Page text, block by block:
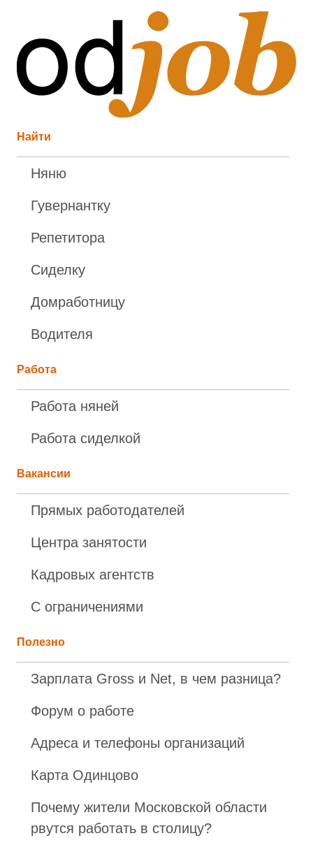
Найти
Няню
Гувернантку
Репетитора
Сиделку
Домработницу
Водителя
Работа
Работа няней
Работа сиделкой
Вакансии
Прямых работодателей
Центра занятости
Кадровых агентств
С ограничениями
Полезно
Зарплата Gross и Net, в чем разница?
Форум о работе
Адреса и телефоны организаций
Карта Одинцово
Почему жители Московской области
рвутся работать в столицу?